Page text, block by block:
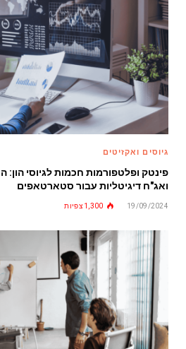
גיוסים ואקזיטים
פינטק ופלטפורמות חכמות לגיוסי הון:
ואג"ח דיגיטליות עבור סטארטאפים
19/09/2024
1,300 צפיות